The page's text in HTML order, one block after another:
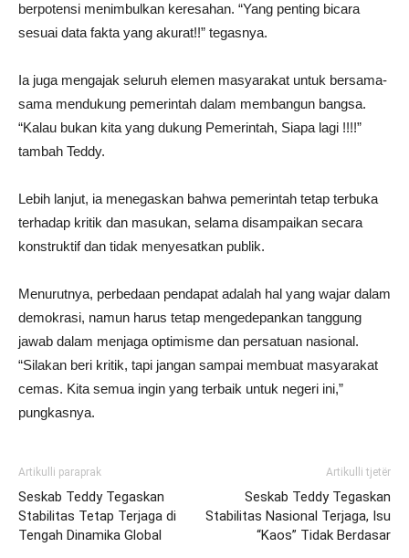
berpotensi menimbulkan keresahan. “Yang penting bicara
sesuai data fakta yang akurat!!” tegasnya.
Ia juga mengajak seluruh elemen masyarakat untuk bersama-
sama mendukung pemerintah dalam membangun bangsa.
“Kalau bukan kita yang dukung Pemerintah, Siapa lagi !!!!”
tambah Teddy.
Lebih lanjut, ia menegaskan bahwa pemerintah tetap terbuka
terhadap kritik dan masukan, selama disampaikan secara
konstruktif dan tidak menyesatkan publik.
Menurutnya, perbedaan pendapat adalah hal yang wajar dalam
demokrasi, namun harus tetap mengedepankan tanggung
jawab dalam menjaga optimisme dan persatuan nasional.
“Silakan beri kritik, tapi jangan sampai membuat masyarakat
cemas. Kita semua ingin yang terbaik untuk negeri ini,”
pungkasnya.
Artikulli paraprak
Seskab Teddy Tegaskan
Stabilitas Tetap Terjaga di
Tengah Dinamika Global
Artikulli tjetër
Seskab Teddy Tegaskan
Stabilitas Nasional Terjaga, Isu
“Kaos” Tidak Berdasar